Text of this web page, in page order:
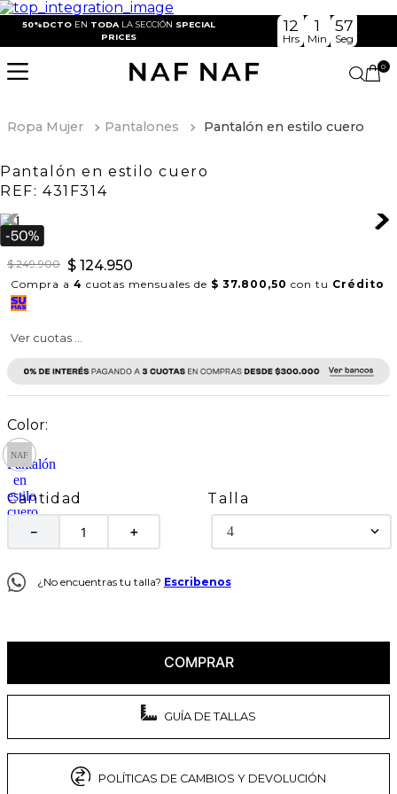
50%DCTO EN TODA LA SECCIÓN SPECIAL
PRICES
12
Hrs
1
Min
57
Seg
0
Ropa Mujer Pantalones Pantalón en estilo cuero
Pantalón en estilo cuero
REF: 431F314
$ 249.900 $ 124.950
Compra a 4 cuotas mensuales de $ 37.800,50 con tu Crédito
Ver cuotas ...
Cantidad
＋
－
Talla
4
¿No encuentras tu talla? Escribenos
COMPRAR
GUÍA DE TALLAS
POLÍTICAS DE CAMBIOS Y DEVOLUCIÓN